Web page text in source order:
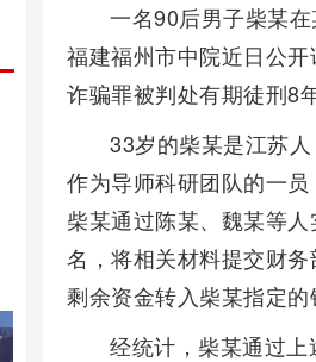
一名90后男子柴某
福建福州市中院近日公
诈骗罪被判处有期徒刑8年
33岁的柴某是江苏
作为导师科研团队的一
柴某通过陈某、魏某等
名，将相关材料提交财
剩余资金转入柴某指定的
经统计，柴某通过